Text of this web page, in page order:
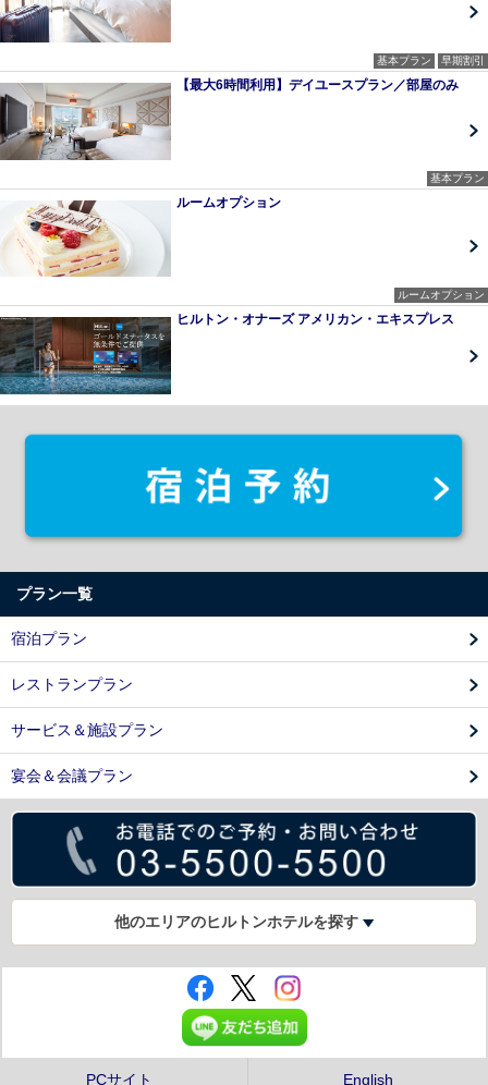
基本プラン 早期割引
【最大6時間利用】デイユースプラン／部屋のみ
基本プラン
ルームオプション
ルームオプション
ヒルトン・オナーズ アメリカン・エキスプレス
プラン一覧
宿泊プラン
レストランプラン
サービス＆施設プラン
宴会＆会議プラン
他のエリアのヒルトンホテルを探す
PCサイト English